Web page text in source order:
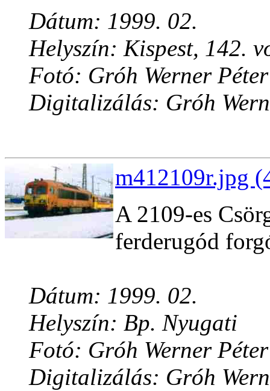
Dátum: 1999. 02.
Helyszín: Kispest, 142.
Fotó: Gróh Werner Péter
Digitalizálás: Gróh
m412109r.jpg
A 2109-es
ferderugód
Dátum: 1999. 02.
Helyszín: Bp. Nyugati
Fotó: Gróh Werner Péter
Digitalizálás: Gróh